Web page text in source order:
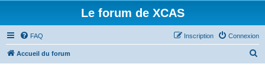
Le forum de XCAS
FAQ Connexion
Inscription
Accueil du forum